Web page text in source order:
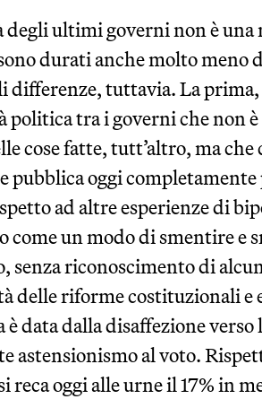
degli ultimi governi non è
durati anche molto meno
differenze, tuttavia. La prima,
tra i governi che non
cose fatte, tutt’altro, ma
pubblica oggi
ad altre esperienze di
come un modo di smentire e
senza riconoscimento di
delle riforme costituzionali e
data dalla disaffezione
astensionismo al voto.
reca oggi alle urne il 17% in